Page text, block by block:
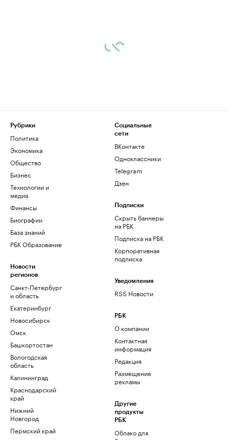
Рубрики
Политика
Экономика
Общество
Бизнес
Технологии и
медиа
Финансы
Биографии
База знаний
РБК Образование
Новости
регионов
Санкт-Петербург
и область
Екатеринбург
Новосибирск
Омск
Башкортостан
Вологодская
область
Калининград
Краснодарский
край
Нижний
Новгород
Пермский край
Социальные
сети
ВКонтакте
Одноклассники
Telegram
Дзен
Подписки
Скрыть баннеры
на РБК
Подписка на РБК
Корпоративная
подписка
Уведомления
RSS Новости
РБК
О компании
Контактная
информация
Редакция
Размещение
рекламы
Другие
продукты
РБК
Облако для